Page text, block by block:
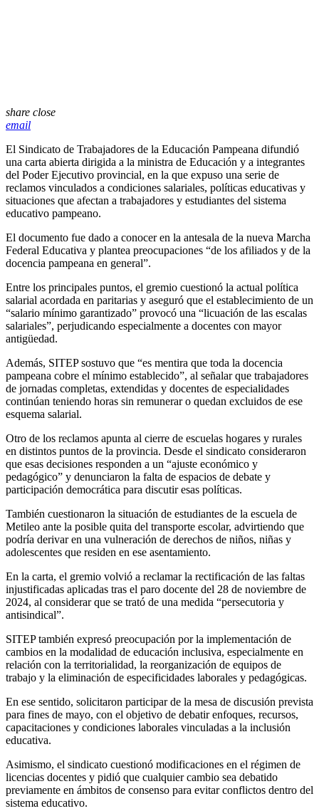
share close
email
El Sindicato de Trabajadores de la Educación Pampeana difundió
una carta abierta dirigida a la ministra de Educación y a integrantes
del Poder Ejecutivo provincial, en la que expuso una serie de
reclamos vinculados a condiciones salariales, políticas educativas y
situaciones que afectan a trabajadores y estudiantes del sistema
educativo pampeano.
El documento fue dado a conocer en la antesala de la nueva Marcha
Federal Educativa y plantea preocupaciones “de los afiliados y de la
docencia pampeana en general”.
Entre los principales puntos, el gremio cuestionó la actual política
salarial acordada en paritarias y aseguró que el establecimiento de un
“salario mínimo garantizado” provocó una “licuación de las escalas
salariales”, perjudicando especialmente a docentes con mayor
antigüedad.
Además, SITEP sostuvo que “es mentira que toda la docencia
pampeana cobre el mínimo establecido”, al señalar que trabajadores
de jornadas completas, extendidas y docentes de especialidades
continúan teniendo horas sin remunerar o quedan excluidos de ese
esquema salarial.
Otro de los reclamos apunta al cierre de escuelas hogares y rurales
en distintos puntos de la provincia. Desde el sindicato consideraron
que esas decisiones responden a un “ajuste económico y
pedagógico” y denunciaron la falta de espacios de debate y
participación democrática para discutir esas políticas.
También cuestionaron la situación de estudiantes de la escuela de
Metileo ante la posible quita del transporte escolar, advirtiendo que
podría derivar en una vulneración de derechos de niños, niñas y
adolescentes que residen en ese asentamiento.
En la carta, el gremio volvió a reclamar la rectificación de las faltas
injustificadas aplicadas tras el paro docente del 28 de noviembre de
2024, al considerar que se trató de una medida “persecutoria y
antisindical”.
SITEP también expresó preocupación por la implementación de
cambios en la modalidad de educación inclusiva, especialmente en
relación con la territorialidad, la reorganización de equipos de
trabajo y la eliminación de especificidades laborales y pedagógicas.
En ese sentido, solicitaron participar de la mesa de discusión prevista
para fines de mayo, con el objetivo de debatir enfoques, recursos,
capacitaciones y condiciones laborales vinculadas a la inclusión
educativa.
Asimismo, el sindicato cuestionó modificaciones en el régimen de
licencias docentes y pidió que cualquier cambio sea debatido
previamente en ámbitos de consenso para evitar conflictos dentro del
sistema educativo.